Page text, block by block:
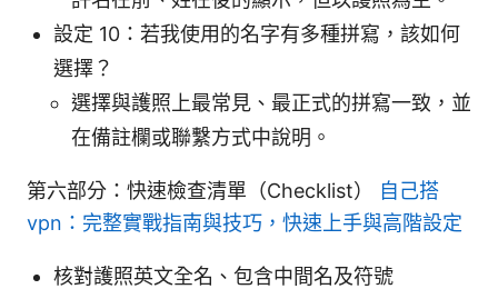
設定 10：若我使用的名字有多種拼寫，該如何
選擇？
選擇與護照上最常見、最正式的拼寫一致，並
在備註欄或聯繫方式中說明。
第六部分：快速檢查清單（Checklist）
自己搭
vpn：完整實戰指南與技巧，快速上手與高階設定
核對護照英文全名、包含中間名及符號